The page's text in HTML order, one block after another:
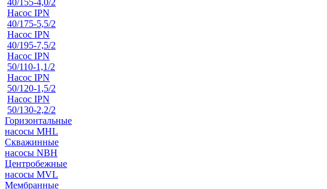
40/155-4,0/2
Насос IPN
40/175-5,5/2
Насос IPN
40/195-7,5/2
Насос IPN
50/110-1,1/2
Насос IPN
50/120-1,5/2
Насос IPN
50/130-2,2/2
Горизонтальные
насосы MHL
Скважинные
насосы NBH
Центробежные
насосы MVL
Мембранные